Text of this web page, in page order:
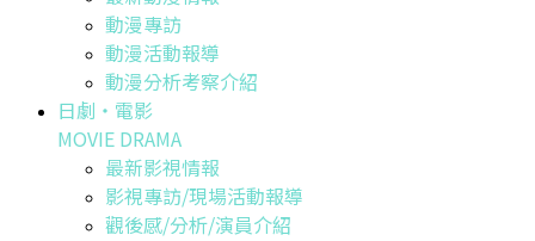
動漫專訪
動漫活動報導
動漫分析考察介紹
日劇・電影
MOVIE DRAMA
最新影視情報
影視專訪/現場活動報導
觀後感/分析/演員介紹